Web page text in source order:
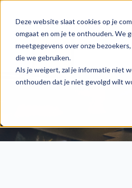
Deze website slaat cookies op je
omgaat en om je te onthouden. We
meetgegevens over onze
die we gebruiken.
Als je weigert, zal je informatie niet
onthouden dat je niet gevolgd wilt